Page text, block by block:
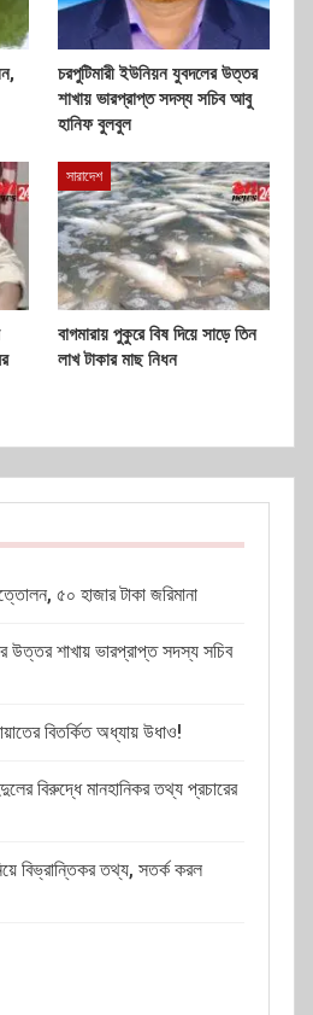
চরপুটিমারী ইউনিয়ন যুবদলের উত্তর
শাখায় ভারপ্রাপ্ত সদস্য সচিব আবু
হানিফ বুলবুল
সারাদেশ
বাগমারায় পুকুরে বিষ দিয়ে সাড়ে তিন
লাখ টাকার মাছ নিধন
৫০ হাজার টাকা জরিমানা
উত্তর শাখায় ভারপ্রাপ্ত সদস্য সচিব
বিতর্কিত অধ্যায় উধাও!
বিরুদ্ধে মানহানিকর তথ্য প্রচারের
বিভ্রান্তিকর তথ্য, সতর্ক করল